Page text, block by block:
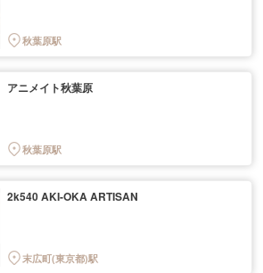
秋葉原駅
アニメイト秋葉原
秋葉原駅
2k540 AKI-OKA ARTISAN
末広町(東京都)駅